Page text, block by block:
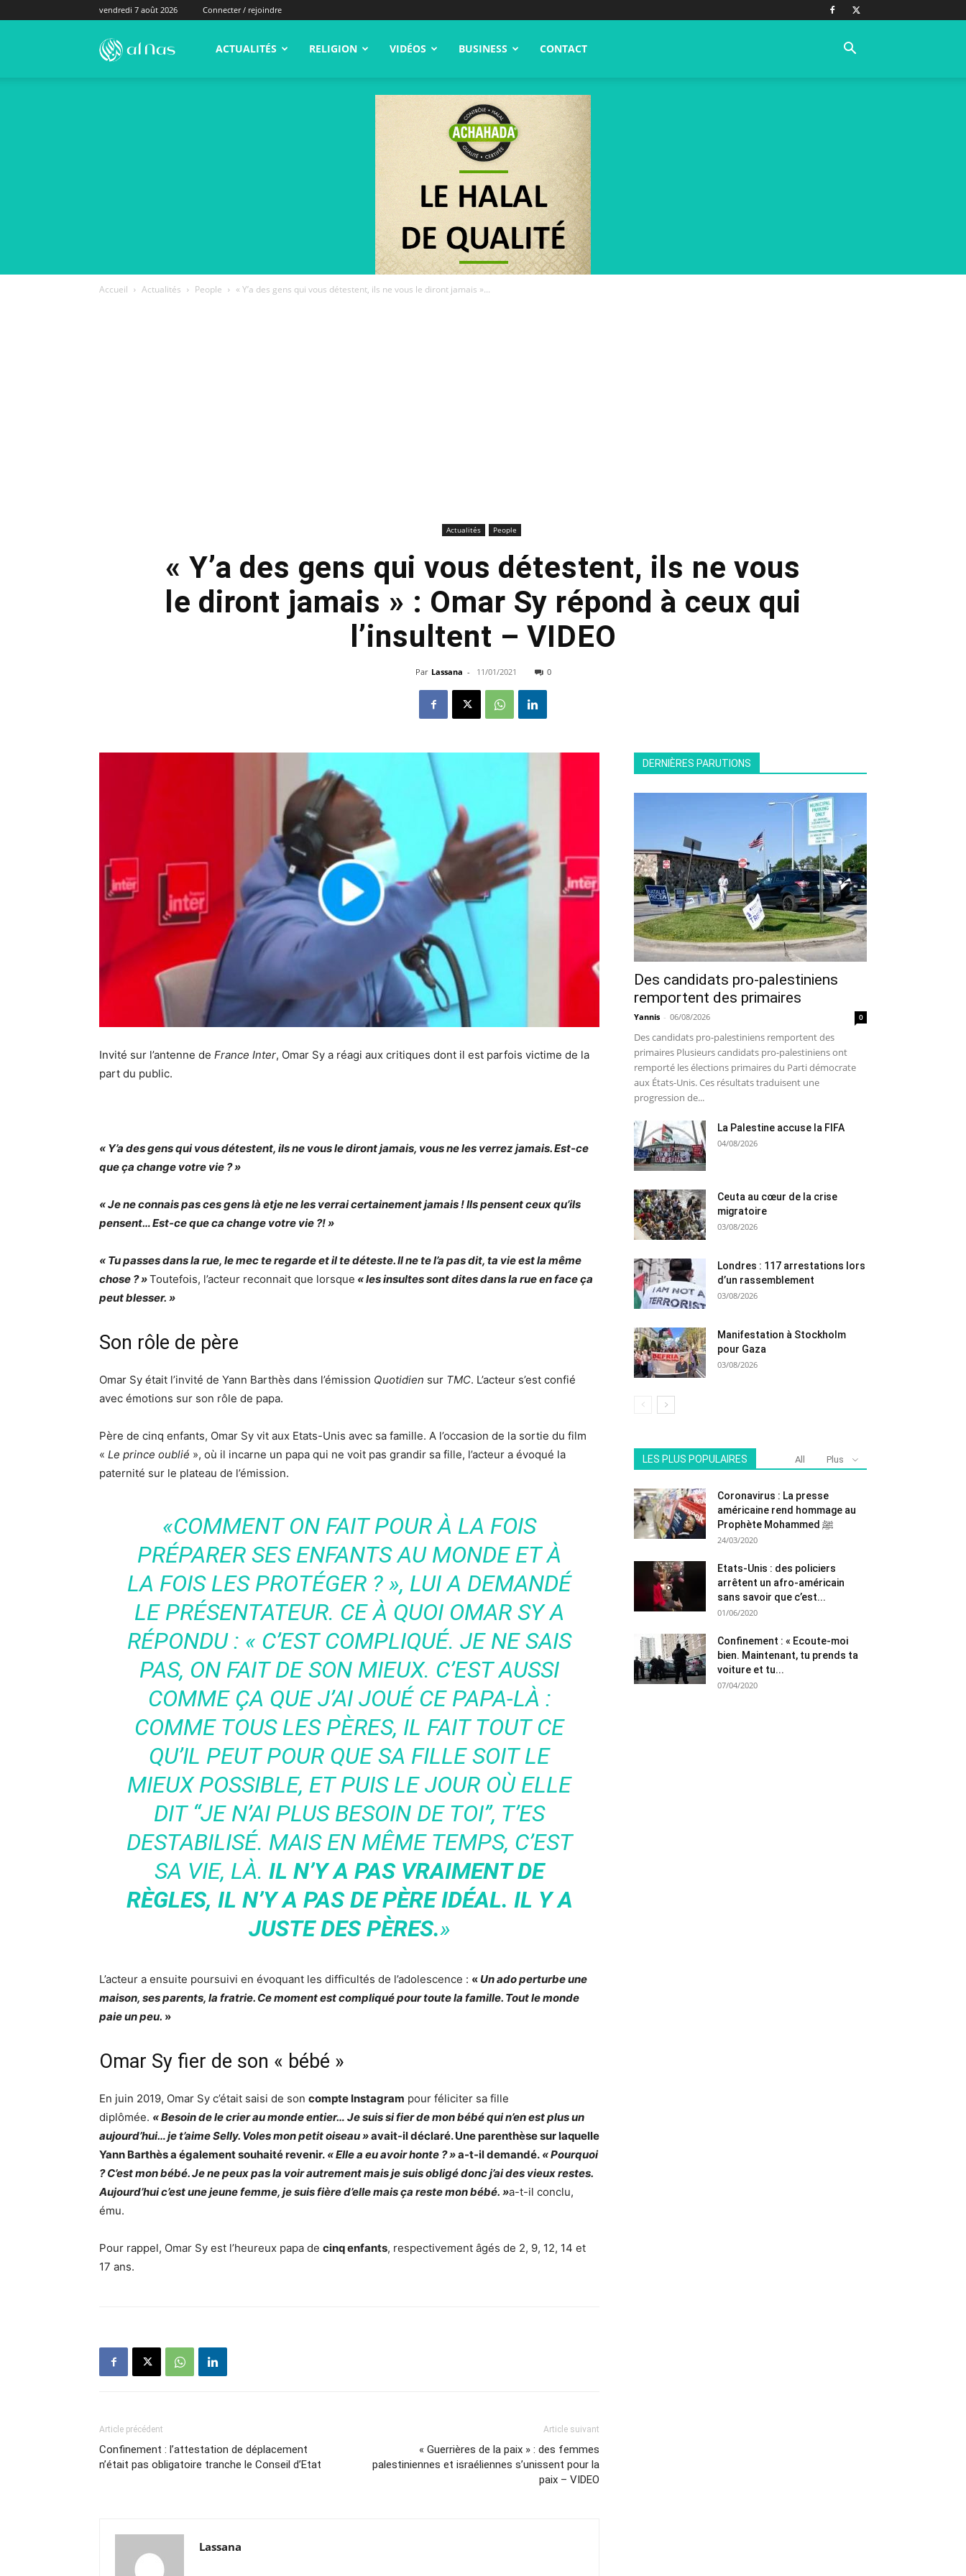
vendredi 7 août 2026 Connecter / rejoindre
alNas.fr ACTUALITÉS RELIGION VIDÉOS BUSINESS CONTACT
Accueil Actualités People « Y’a des gens qui vous détestent, ils ne vous le diront jamais »...
Actualités People
« Y’a des gens qui vous détestent, ils ne vous
le diront jamais » : Omar Sy répond à ceux qui
l’insultent – VIDEO
Par Lassana - 11/01/2021 0
Invité sur l’antenne de France Inter, Omar Sy a réagi aux critiques dont il est parfois victime de la
part du public.
« Y’a des gens qui vous détestent, ils ne vous le diront jamais, vous ne les verrez jamais. Est-ce
que ça change votre vie ? »
« Je ne connais pas ces gens là etje ne les verrai certainement jamais ! Ils pensent ceux qu’ils
pensent… Est-ce que ca change votre vie ?! »
« Tu passes dans la rue, le mec te regarde et il te déteste. Il ne te l’a pas dit, ta vie est la même
chose ? »Toutefois, l’acteur reconnait que lorsque « les insultes sont dites dans la rue en face ça
peut blesser. »
Son rôle de père
Omar Sy était l’invité de Yann Barthès dans l’émission Quotidien sur TMC. L’acteur s’est confié
avec émotions sur son rôle de papa.
Père de cinq enfants, Omar Sy vit aux Etats-Unis avec sa famille. A l’occasion de la sortie du film
« Le prince oublié », où il incarne un papa qui ne voit pas grandir sa fille, l’acteur a évoqué la
paternité sur le plateau de l’émission.
«COMMENT ON FAIT POUR À LA FOIS
PRÉPARER SES ENFANTS AU MONDE ET À
LA FOIS LES PROTÉGER ? », LUI A DEMANDÉ
LE PRÉSENTATEUR. CE À QUOI OMAR SY A
RÉPONDU : « C’EST COMPLIQUÉ. JE NE SAIS
PAS, ON FAIT DE SON MIEUX. C’EST AUSSI
COMME ÇA QUE J’AI JOUÉ CE PAPA-LÀ :
COMME TOUS LES PÈRES, IL FAIT TOUT CE
QU’IL PEUT POUR QUE SA FILLE SOIT LE
MIEUX POSSIBLE, ET PUIS LE JOUR OÙ ELLE
DIT “JE N’AI PLUS BESOIN DE TOI”, T’ES
DESTABILISÉ. MAIS EN MÊME TEMPS, C’EST
SA VIE, LÀ. IL N’Y A PAS VRAIMENT DE
RÈGLES, IL N’Y A PAS DE PÈRE IDÉAL. IL Y A
JUSTE DES PÈRES.»
L’acteur a ensuite poursuivi en évoquant les difficultés de l’adolescence : « Un ado perturbe une
maison, ses parents, la fratrie. Ce moment est compliqué pour toute la famille. Tout le monde
paie un peu. »
Omar Sy fier de son « bébé »
En juin 2019, Omar Sy c’était saisi de son compte Instagram pour féliciter sa fille
diplômée. « Besoin de le crier au monde entier… Je suis si fier de mon bébéqui n’en est plus un
aujourd’hui… je t’aime Selly. Voles mon petit oiseau »avait-il déclaré. Une parenthèse sur laquelle
Yann Barthès a également souhaité revenir. « Elle a eu avoir honte ? »a-t-il demandé. « Pourquoi
? C’est mon bébé. Je ne peux pas la voir autrement mais je suis obligé donc j’ai des vieux restes.
Aujourd’hui c’est une jeune femme, je suis fière d’elle mais ça reste mon bébé. »a-t-il conclu,
ému.
Pour rappel, Omar Sy est l’heureux papa de cinq enfants, respectivement âgés de 2, 9, 12, 14 et
17 ans.
Article précédent
Confinement : l’attestation de déplacement
n’était pas obligatoire tranche le Conseil d’Etat
Article suivant
« Guerrières de la paix » : des femmes
palestiniennes et israéliennes s’unissent pour la
paix – VIDEO
Lassana
DERNIÈRES PARUTIONS
Des candidats pro-palestiniens
remportent des primaires
Yannis - 06/08/2026 0
Des candidats pro-palestiniens remportent des
primaires Plusieurs candidats pro-palestiniens ont
remporté les élections primaires du Parti démocrate
aux États-Unis. Ces résultats traduisent une
progression de...
La Palestine accuse la FIFA
04/08/2026
Ceuta au cœur de la crise
migratoire
03/08/2026
Londres : 117 arrestations lors
d’un rassemblement
03/08/2026
Manifestation à Stockholm
pour Gaza
03/08/2026
LES PLUS POPULAIRES All Plus
Coronavirus : La presse
américaine rend hommage au
Prophète Mohammed ﷺ
24/03/2020
Etats-Unis : des policiers
arrêtent un afro-américain
sans savoir que c’est...
01/06/2020
Confinement : « Ecoute-moi
bien. Maintenant, tu prends ta
voiture et tu...
07/04/2020